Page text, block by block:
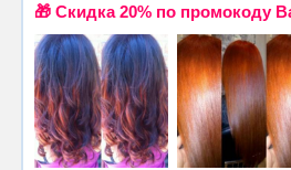
🎁 Cкидка 20% по промокоду